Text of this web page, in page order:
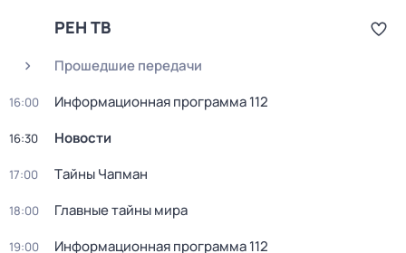
РЕН ТВ
Прошедшие передачи
16:00 Информационная программа 112
16:30 Новости
17:00 Тaйны Чапман
18:00 Главные тайны мира
19:00
Информационная программа 112